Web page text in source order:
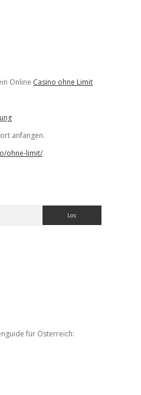
Online Casino ohne Limit
anfangen.
ohne-limit/
für Österreich: